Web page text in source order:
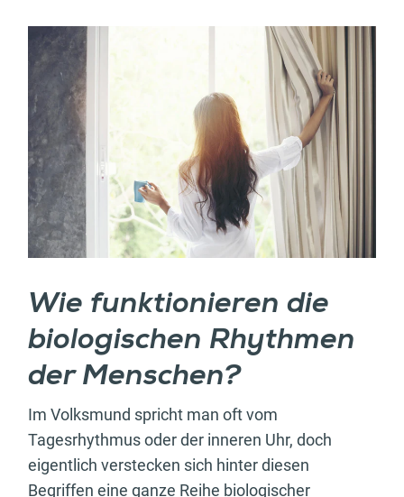
Wie funktionieren die
biologischen Rhythmen
der Menschen?
Im Volksmund spricht man oft vom
Tagesrhythmus oder der inneren Uhr, doch
eigentlich verstecken sich hinter diesen
Begriffen eine ganze Reihe biologischer